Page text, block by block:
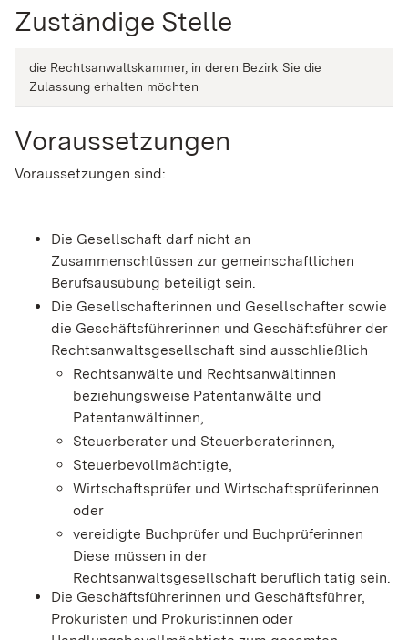
Zuständige Stelle
die Rechtsanwaltskammer, in deren Bezirk Sie die
Zulassung erhalten möchten
Voraussetzungen
Voraussetzungen sind:
Die Gesellschaft darf nicht an
Zusammenschlüssen zur gemeinschaftlichen
Berufsausübung beteiligt sein.
Die Gesellschafterinnen und Gesellschafter sowie
die Geschäftsführerinnen und Geschäftsführer der
Rechtsanwaltsgesellschaft sind ausschließlich
Rechtsanwälte und Rechtsanwältinnen
beziehungsweise Patentanwälte und
Patentanwältinnen,
Steuerberater und Steuerberaterinnen,
Steuerbevollmächtigte,
Wirtschaftsprüfer und Wirtschaftsprüferinnen
oder
vereidigte Buchprüfer und Buchprüferinnen
Diese müssen in der
Rechtsanwaltsgesellschaft beruflich tätig sein.
Die Geschäftsführerinnen und Geschäftsführer,
Prokuristen und Prokuristinnen oder